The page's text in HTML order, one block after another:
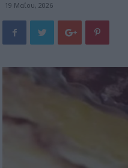
19 Μαΐου, 2026